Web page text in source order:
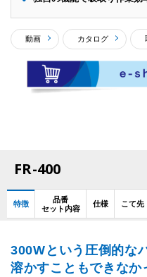
動画 カタログ
FR-400
特徴
品番
セット内容
仕様 こて先
300Wという圧倒的な
溶かすこともできな